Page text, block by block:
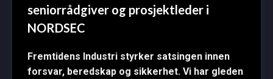
seniorrådgiver og prosjektleder i
NORDSEC
Fremtidens Industri styrker satsingen innen
forsvar, beredskap og sikkerhet. Vi har gleden